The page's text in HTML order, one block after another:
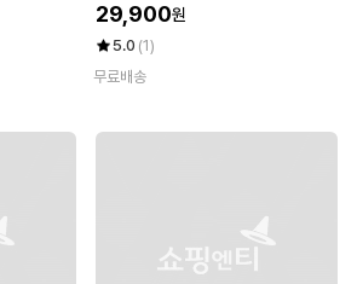
29,900원
5.0 (1)
무료배송